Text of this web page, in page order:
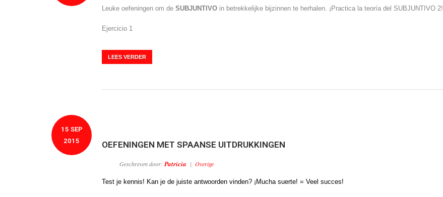
Leuke oefeningen om de SUBJUNTIVO in betrekkelijke bijzinnen te herhalen. ¡Practica la teoría del SUBJUNTIVO 2!
Ejercicio 1
LEES VERDER
OEFENINGEN MET SPAANSE UITDRUKKINGEN
Geschreven door: Patricia | Overige
15 SEP
2015
Test je kennis! Kan je de juiste antwoorden vinden? ¡Mucha suerte! = Veel succes!